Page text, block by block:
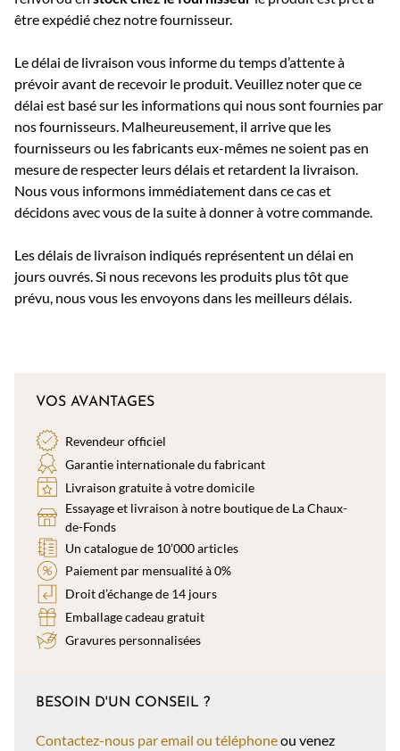
être expédié chez notre fournisseur.
Le délai de livraison vous informe du temps d’attente à
prévoir avant de recevoir le produit. Veuillez noter que ce
délai est basé sur les informations qui nous sont fournies par
nos fournisseurs. Malheureusement, il arrive que les
fournisseurs ou les fabricants eux-mêmes ne soient pas en
mesure de respecter leurs délais et retardent la livraison.
Nous vous informons immédiatement dans ce cas et
décidons avec vous de la suite à donner à votre commande.
Les délais de livraison indiqués représentent un délai en
jours ouvrés. Si nous recevons les produits plus tôt que
prévu, nous vous les envoyons dans les meilleurs délais.
VOS AVANTAGES
Revendeur officiel
Garantie internationale du fabricant
Livraison gratuite à votre domicile
Essayage et livraison à notre boutique de La Chaux-
de-Fonds
Un catalogue de 10’000 articles
Paiement par mensualité à 0%
Droit d’échange de 14 jours
Emballage cadeau gratuit
Gravures personnalisées
BESOIN D'UN CONSEIL ?
Contactez-nous par email ou téléphoneou venez